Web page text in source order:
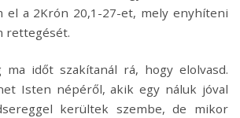
el a 2Krón 20,1-27-et, mely enyhíteni
rettegését.
ma időt szakítanál rá, hogy elolvasd.
Isten népéről, akik egy náluk jóval
kerültek szembe, de mikor